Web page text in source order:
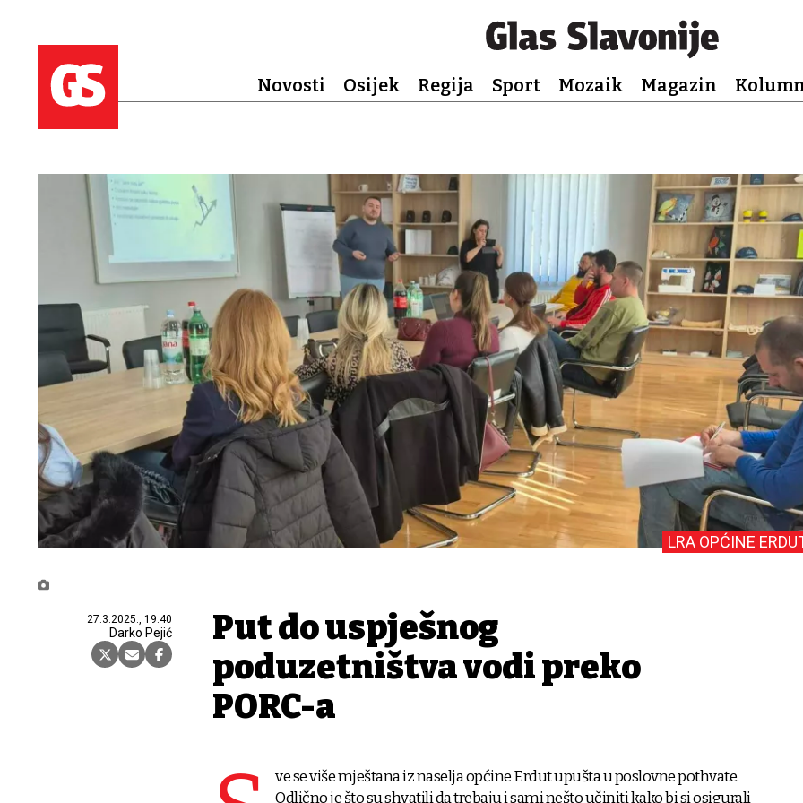
Novosti Osijek Regija Sport Mozaik Magazin
27.3.2025., 19:40
Darko Pejić
LRA OPĆINE
Put do uspješnog
poduzetništva vodi preko
PORC-a
ve se više mještana iz naselja općine Erdut upušta u poslovne pothvate.
Odlično je što su shvatili da trebaju i sami nešto učiniti kako bi si osigurali